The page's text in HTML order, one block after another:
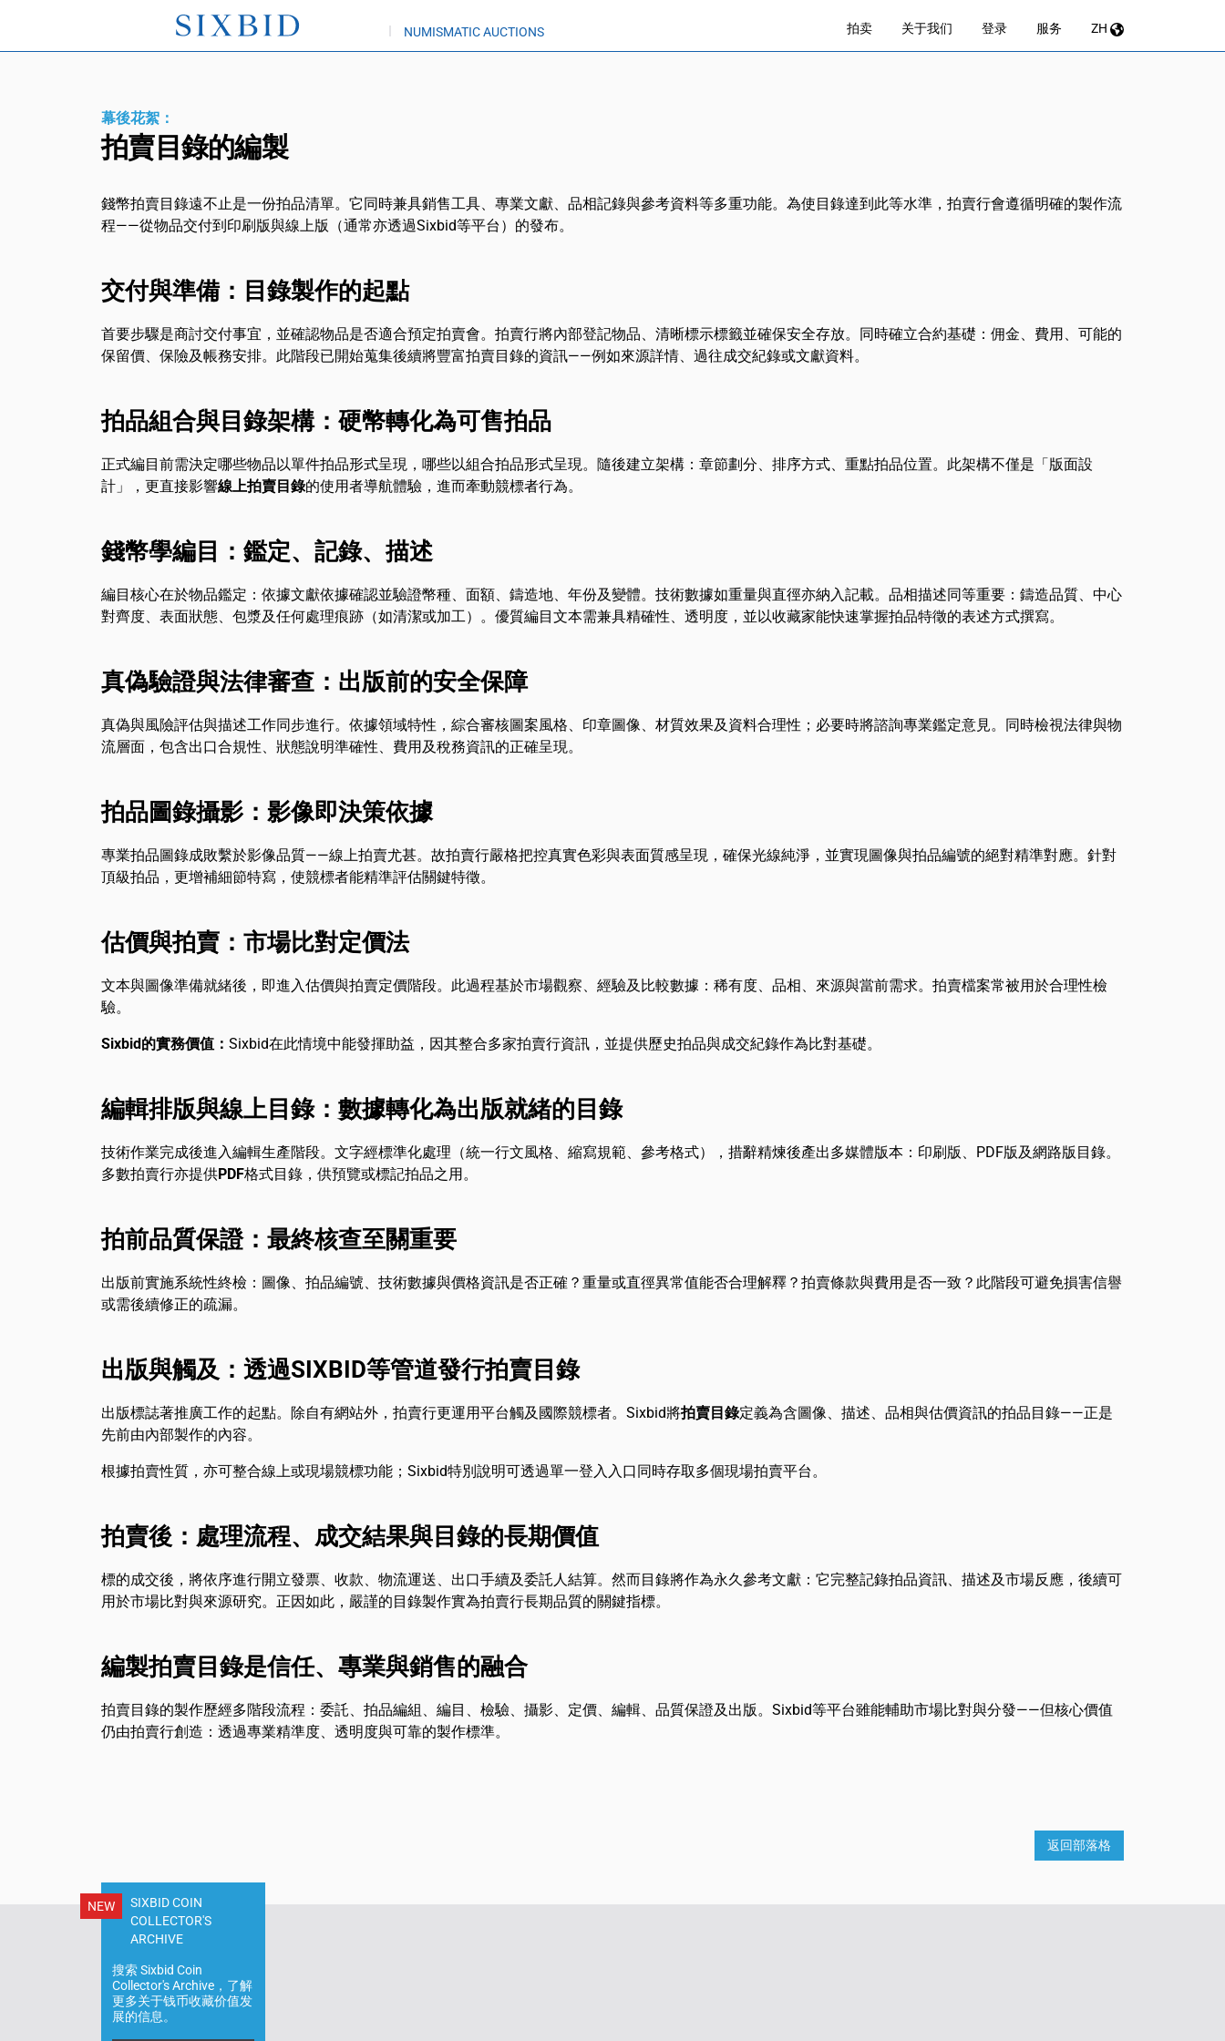
NUMISMATIC AUCTIONS 拍卖 关于我们 登录 服务 ZH
幕後花絮：
拍賣目錄的編製
錢幣拍賣目錄遠不止是一份拍品清單。它同時兼具銷售工具、專業文獻、品相記錄與參考資料等多重功能。為使目錄達到此等水準，拍賣行會遵循明確的製作流
程——從物品交付到印刷版與線上版（通常亦透過Sixbid等平台）的發布。
交付與準備：目錄製作的起點
首要步驟是商討交付事宜，並確認物品是否適合預定拍賣會。拍賣行將內部登記物品、清晰標示標籤並確保安全存放。同時確立合約基礎：佣金、費用、可能的
保留價、保險及帳務安排。此階段已開始蒐集後續將豐富拍賣目錄的資訊——例如來源詳情、過往成交紀錄或文獻資料。
拍品組合與目錄架構：硬幣轉化為可售拍品
正式編目前需決定哪些物品以單件拍品形式呈現，哪些以組合拍品形式呈現。隨後建立架構：章節劃分、排序方式、重點拍品位置。此架構不僅是「版面設
計」，更直接影響線上拍賣目錄的使用者導航體驗，進而牽動競標者行為。
錢幣學編目：鑑定、記錄、描述
編目核心在於物品鑑定：依據文獻依據確認並驗證幣種、面額、鑄造地、年份及變體。技術數據如重量與直徑亦納入記載。品相描述同等重要：鑄造品質、中心
對齊度、表面狀態、包漿及任何處理痕跡（如清潔或加工）。優質編目文本需兼具精確性、透明度，並以收藏家能快速掌握拍品特徵的表述方式撰寫。
真偽驗證與法律審查：出版前的安全保障
真偽與風險評估與描述工作同步進行。依據領域特性，綜合審核圖案風格、印章圖像、材質效果及資料合理性；必要時將諮詢專業鑑定意見。同時檢視法律與物
流層面，包含出口合規性、狀態說明準確性、費用及稅務資訊的正確呈現。
拍品圖錄攝影：影像即決策依據
專業拍品圖錄成敗繫於影像品質——線上拍賣尤甚。故拍賣行嚴格把控真實色彩與表面質感呈現，確保光線純淨，並實現圖像與拍品編號的絕對精準對應。針對
頂級拍品，更增補細節特寫，使競標者能精準評估關鍵特徵。
估價與拍賣：市場比對定價法
文本與圖像準備就緒後，即進入估價與拍賣定價階段。此過程基於市場觀察、經驗及比較數據：稀有度、品相、來源與當前需求。拍賣檔案常被用於合理性檢
驗。
Sixbid的實務價值： Sixbid在此情境中能發揮助益，因其整合多家拍賣行資訊，並提供歷史拍品與成交紀錄作為比對基礎。
編輯排版與線上目錄：數據轉化為出版就緒的目錄
技術作業完成後進入編輯生產階段。文字經標準化處理（統一行文風格、縮寫規範、參考格式），措辭精煉後產出多媒體版本：印刷版、PDF版及網路版目錄。
多數拍賣行亦提供PDF格式目錄，供預覽或標記拍品之用。
拍前品質保證：最終核查至關重要
出版前實施系統性終檢：圖像、拍品編號、技術數據與價格資訊是否正確？重量或直徑異常值能否合理解釋？拍賣條款與費用是否一致？此階段可避免損害信譽
或需後續修正的疏漏。
出版與觸及：透過SIXBID等管道發行拍賣目錄
出版標誌著推廣工作的起點。除自有網站外，拍賣行更運用平台觸及國際競標者。Sixbid將拍賣目錄定義為含圖像、描述、品相與估價資訊的拍品目錄——正是
先前由內部製作的內容。
根據拍賣性質，亦可整合線上或現場競標功能；Sixbid特別說明可透過單一登入入口同時存取多個現場拍賣平台。
拍賣後：處理流程、成交結果與目錄的長期價值
標的成交後，將依序進行開立發票、收款、物流運送、出口手續及委託人結算。然而目錄將作為永久參考文獻：它完整記錄拍品資訊、描述及市場反應，後續可
用於市場比對與來源研究。正因如此，嚴謹的目錄製作實為拍賣行長期品質的關鍵指標。
編製拍賣目錄是信任、專業與銷售的融合
拍賣目錄的製作歷經多階段流程：委託、拍品編組、編目、檢驗、攝影、定價、編輯、品質保證及出版。Sixbid等平台雖能輔助市場比對與分發——但核心價值
仍由拍賣行創造：透過專業精準度、透明度與可靠的製作標準。
返回部落格
NEW
SIXBID COIN
COLLECTOR'S
ARCHIVE
搜索 Sixbid Coin
Collector's Archive，了解
更多关于钱币收藏价值发
展的信息。